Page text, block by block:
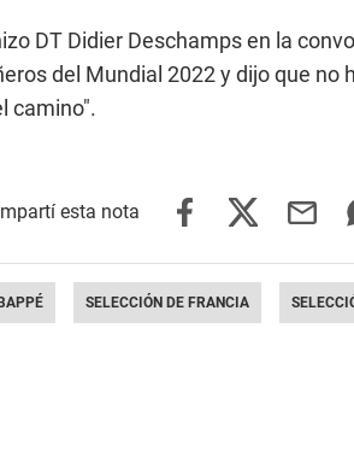
DT Didier Deschamps en la
del Mundial 2022 y dijo que no
camino".
SELECCIÓN DE FRANCIA